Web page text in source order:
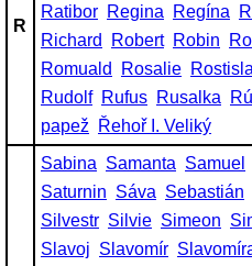
R
Ratibor Regina Regína
Richard
Robert Robin
Romuald
Rosalie
Rudolf Rufus Rusalka
papež
Řehoř I. Veliký
Sabina Samanta Samuel
Saturnin Sáva Sebastián
Silvestr Silvie Simeon
Slavoj Slavomír